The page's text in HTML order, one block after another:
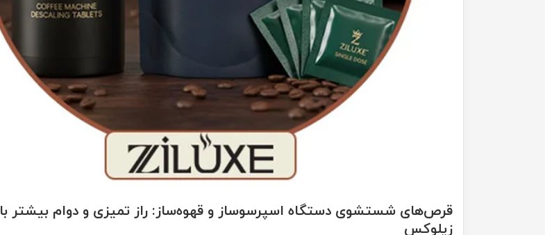
قرص‌های شستشوی دستگاه اسپرسوساز و قهوه‌ساز: راز تمیزی و دوام بیشتر با
زیلوکس